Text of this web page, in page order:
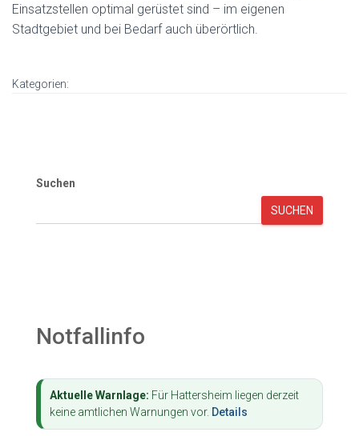
Einsatzstellen optimal gerüstet sind – im eigenen
Stadtgebiet und bei Bedarf auch überörtlich.
Kategorien:
Suchen
SUCHEN
Notfallinfo
Aktuelle Warnlage: Für Hattersheim liegen derzeit
keine amtlichen Warnungen vor. Details